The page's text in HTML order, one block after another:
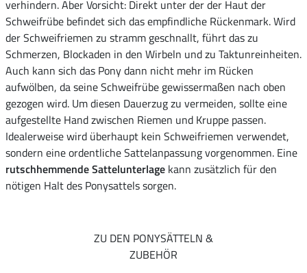
verhindern. Aber Vorsicht: Direkt unter der der Haut der
Schweifrübe befindet sich das empfindliche Rückenmark. Wird
der Schweifriemen zu stramm geschnallt, führt das zu
Schmerzen, Blockaden in den Wirbeln und zu Taktunreinheiten.
Auch kann sich das Pony dann nicht mehr im Rücken
aufwölben, da seine Schweifrübe gewissermaßen nach oben
gezogen wird. Um diesen Dauerzug zu vermeiden, sollte eine
aufgestellte Hand zwischen Riemen und Kruppe passen.
Idealerweise wird überhaupt kein Schweifriemen verwendet,
sondern eine ordentliche Sattelanpassung vorgenommen. Eine
rutschhemmende Sattelunterlage kann zusätzlich für den
nötigen Halt des Ponysattels sorgen.
ZU DEN PONYSÄTTELN &
ZUBEHÖR